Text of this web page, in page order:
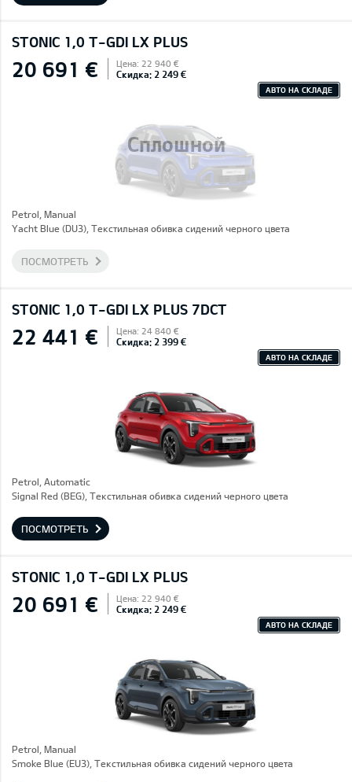
STONIC 1,0 T-GDI LX PLUS
Сплошной
20 691 € Цена: 22 940 €
Скидка: 2 249 €
АВТО НА СКЛАДЕ
Petrol, Manual
Yacht Blue (DU3), Текстильная обивка сидений черного цвета
ПОСМОТРЕТЬ
STONIC 1,0 T-GDI LX PLUS 7DCT
22 441 € Цена: 24 840 €
Скидка: 2 399 €
АВТО НА СКЛАДЕ
Petrol, Automatic
Signal Red (BEG), Текстильная обивка сидений черного цвета
ПОСМОТРЕТЬ
STONIC 1,0 T-GDI LX PLUS
20 691 € Цена: 22 940 €
Скидка: 2 249 €
АВТО НА СКЛАДЕ
Petrol, Manual
Smoke Blue (EU3), Текстильная обивка сидений черного цвета